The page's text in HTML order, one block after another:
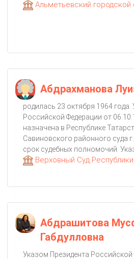
Альметьевский городской
Абдрахманова
родилась 23 октября 1964
Российской Федерации от
назначена в Республике
Савиновского районного суда
срок судебных полномочий.
Верховный Суд Республики
Абдрашитова
Габдулловна
Указом Президента Российской